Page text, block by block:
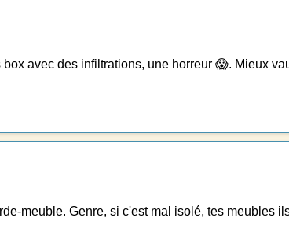
avec des infiltrations, une horreur 😱. Mieux
meuble. Genre, si c'est mal isolé, tes meubles